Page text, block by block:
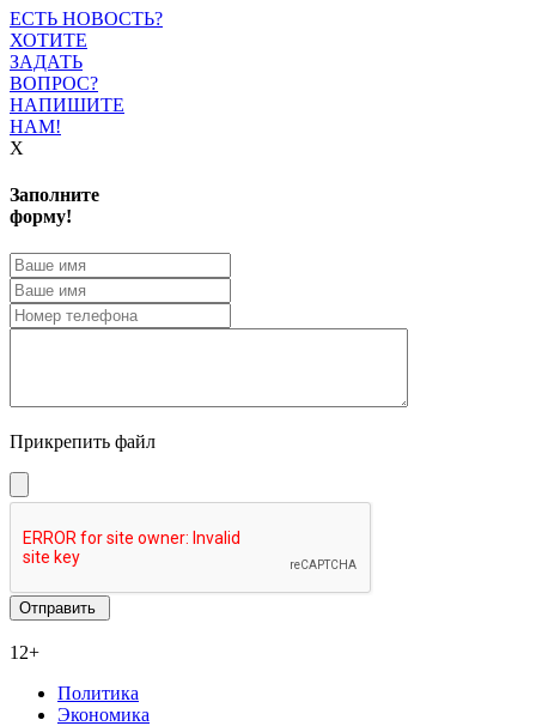
ЕСТЬ НОВОСТЬ?
ХОТИТЕ
ЗАДАТЬ
ВОПРОС?
НАПИШИТЕ
НАМ!
X
Заполните
форму!
Прикрепить файл
12+
Политика
Экономика